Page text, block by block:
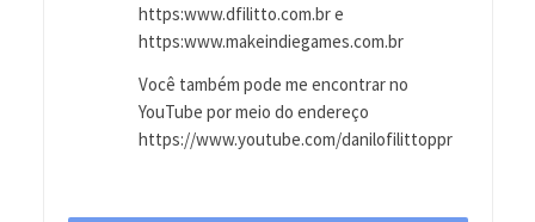
https:www.dfilitto.com.br e
https:www.makeindiegames.com.br
Você também pode me encontrar no
YouTube por meio do endereço
https://www.youtube.com/danilofilittoppr